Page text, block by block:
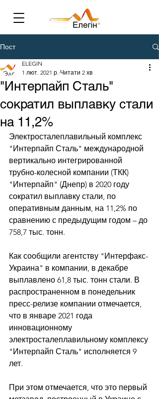
Пост
"Интерпайп Сталь"
сократил выплавку стали
на 11,2%
ELEGIN
1 лют. 2021 р. Читати 2 хв
Электросталеплавильный комплекс
"Интерпайп Сталь" международной
вертикально интегрированной
трубно-колесной компании (ТКК)
"Интерпайп" (Днепр) в 2020 году
сократил выплавку стали, по
оперативным данным, на 11,2% по
сравнению с предыдущим годом – до
758,7 тыс. тонн.
Как сообщили агентству "Интерфакс-
Украина" в компании, в декабре
выплавлено 61,8 тыс. тонн стали. В
распространенном в понедельник
пресс-релизе компании отмечается,
что в январе 2021 года
инновационному
электросталеплавильному комплексу
"Интерпайп Сталь" исполняется 9
лет.
При этом отмечается, что это первый